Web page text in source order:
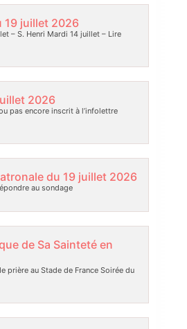
19 juillet 2026
– S. Henri Mardi 14 juillet –Lire
2026
pas encore inscrit à l’infolettre
du 19 juillet 2026
au sondage
de Sa Sainteté en
prière au Stade de France Soirée du